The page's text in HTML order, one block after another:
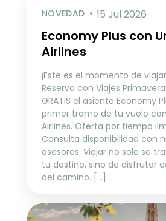
NOVEDAD 15 Jul 2026
Economy Plus con
Airlines
¡Este es el momento de
Reserva con Viajes
GRATIS el asiento Economy
primer tramo de tu vuelo
Airlines. Oferta por tiempo
Consulta disponibilidad con
asesores. Viajar no solo se
tu destino, sino de disfrutar
del camino. [...]